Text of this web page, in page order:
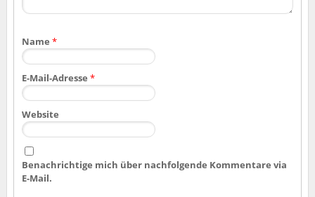
Name *
E-Mail-Adresse *
Website
Benachrichtige mich über nachfolgende Kommentare via
E-Mail.